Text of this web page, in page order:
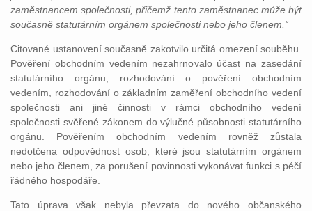
zaměstnancem společnosti, přičemž tento zaměstnanec může být
současně statutárním orgánem společnosti nebo jeho členem.“
Citované ustanovení současně zakotvilo určitá omezení souběhu.
Pověření obchodním vedením nezahrnovalo účast na zasedání
statutárního orgánu, rozhodování o pověření obchodním
vedením, rozhodování o základním zaměření obchodního vedení
společnosti ani jiné činnosti v rámci obchodního vedení
společnosti svěřené zákonem do výlučné působnosti statutárního
orgánu. Pověřením obchodním vedením rovněž zůstala
nedotčena odpovědnost osob, které jsou statutárním orgánem
nebo jeho členem, za porušení povinnosti vykonávat funkci s péčí
řádného hospodáře.
Tato úprava však nebyla převzata do nového občanského